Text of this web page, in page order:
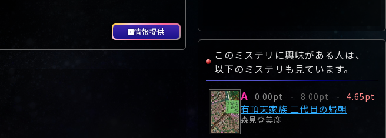
情報提供
このミステリに興味がある人は、
以下のミステリも見ています。
A 0.00pt - 8.00pt - 4.65pt
有頂天家族 二代目の帰朝
森見登美彦